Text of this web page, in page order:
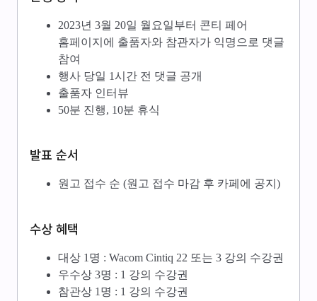
2023년 3월 20일 월요일부터 콘티 페어
홈페이지에 출품자와 참관자가 익명으로 댓글
참여
행사 당일 1시간 전 댓글 공개
출품자 인터뷰
50분 진행, 10분 휴식
발표 순서
원고 접수 순 (원고 접수 마감 후 카페에 공지)
수상 혜택
대상 1명 : Wacom Cintiq 22 또는 3 강의 수강권
우수상 3명 : 1 강의 수강권
참관상 1명 : 1 강의 수강권